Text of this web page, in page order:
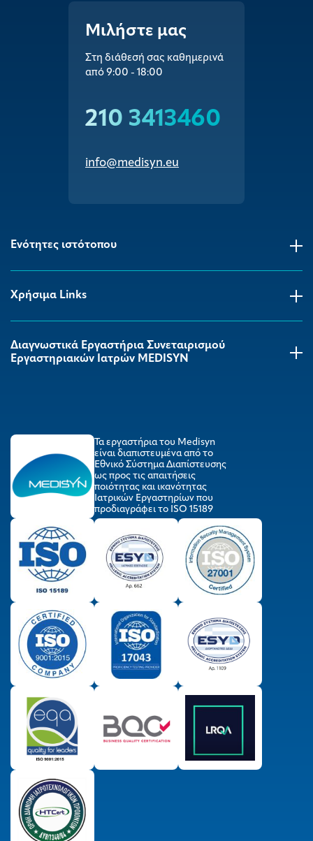
Μιλήστε μας
Στη διάθεσή σας καθημερινά
από 9:00 - 18:00
210 3413460
info@medisyn.eu
Ενότητες ιστότοπου
Χρήσιμα Links
Διαγνωστικά Εργαστήρια Συνεταιρισμού
Εργαστηριακών Ιατρών MEDISYΝ
Τα εργαστήρια του Medisyn
είναι διαπιστευμένα από το
Εθνικό Σύστημα Διαπίστευσης
ως προς τις απαιτήσεις
ποιότητας και ικανότητας
Ιατρικών Εργαστηρίων που
προδιαγράφει το ISO 15189